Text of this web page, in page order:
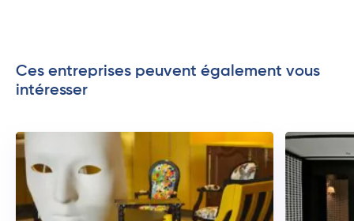
Ces entreprises peuvent également vous
intéresser